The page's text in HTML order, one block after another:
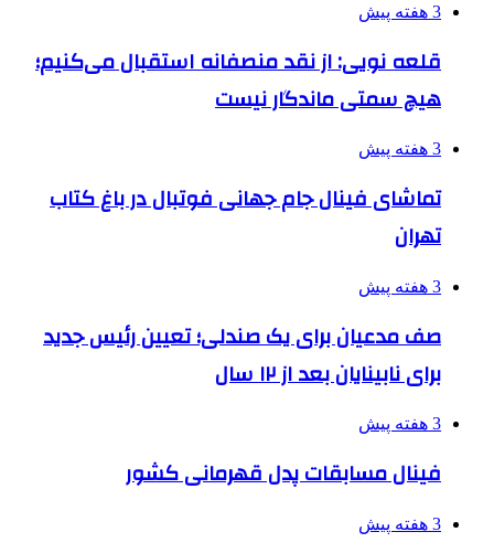
3 هفته پیش
قلعه نویی: از نقد منصفانه استقبال می‌کنیم؛
هیچ سمتی ماندگار نیست
3 هفته پیش
تماشای فینال جام جهانی فوتبال در باغ کتاب
تهران
3 هفته پیش
صف مدعیان برای یک صندلی؛ تعیین رئیس جدید
برای نابینایان بعد از ۱۲ سال
3 هفته پیش
فینال مسابقات پدل قهرمانی کشور
3 هفته پیش